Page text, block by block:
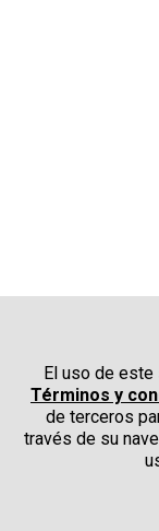
El uso de
Términos y
de terceros
través de su